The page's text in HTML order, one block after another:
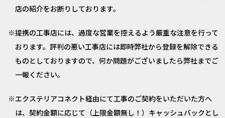
店の紹介をお断りしております。
提携の工事店には、過度な営業を控えるよう厳重な注意を行って
おります。評判の悪い工事店には即時弊社から登録を解除できる
ものとしておりますので、何か問題がございましたら弊社までご
一報ください。
エクステリアコネクト経由にて工事のご契約をいただいた方へ
は、契約金額に応じて（上限金額無し！）キャッシュバックとし